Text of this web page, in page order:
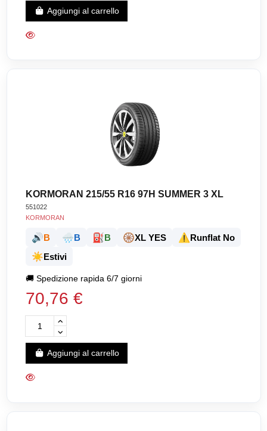
Aggiungi al carrello
KORMORAN 215/55 R16 97H SUMMER 3 XL
551022
KORMORAN
🔊B 🌧️B ⛽B 🛞XL YES ⚠️Runflat No
☀️Estivi
🚚Spedizione rapida 6/7 giorni
70,76 €
Aggiungi al carrello